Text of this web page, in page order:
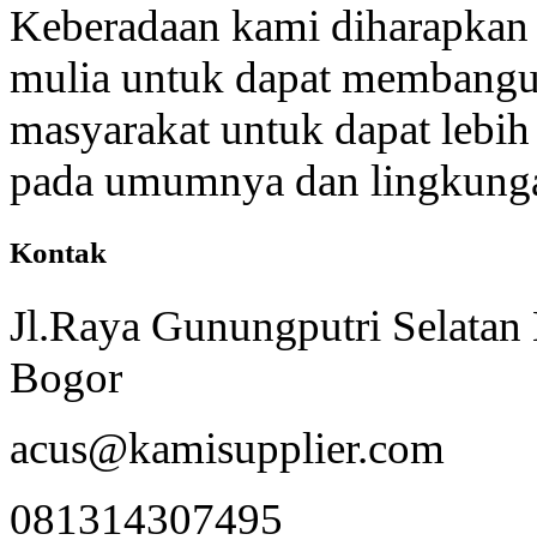
Keberadaan kami
mulia untuk dapat
masyarakat untuk dapat
pada umumnya dan
Kontak
Jl.Raya Gunungputri
Bogor
acus@kamisupplier.com
081314307495